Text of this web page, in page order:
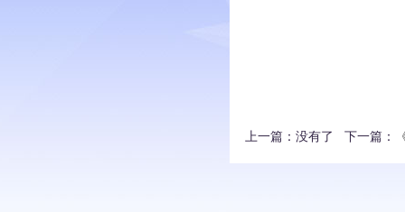
上一篇：没有了 下一篇：